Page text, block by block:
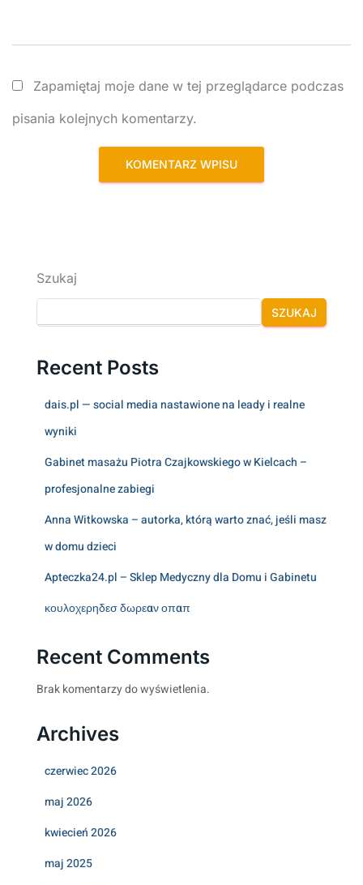
Zapamiętaj moje dane w tej przeglądarce podczas
pisania kolejnych komentarzy.
Szukaj
SZUKAJ
Recent Posts
dais.pl — social media nastawione na leady i realne
wyniki
Gabinet masażu Piotra Czajkowskiego w Kielcach –
profesjonalne zabiegi
Anna Witkowska – autorka, którą warto znać, jeśli masz
w domu dzieci
Apteczka24.pl – Sklep Medyczny dla Domu i Gabinetu
κουλοχερηδεσ δωρεαν οπαπ
Recent Comments
Brak komentarzy do wyświetlenia.
Archives
czerwiec 2026
maj 2026
kwiecień 2026
maj 2025